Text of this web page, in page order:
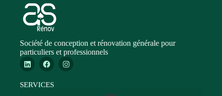
Société de conception et rénovation générale pour
particuliers et professionnels
SERVICES